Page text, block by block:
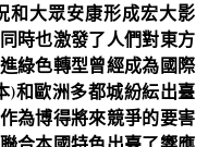
和大眾安康形成宏大影
時也激發了人們對東方
綠色轉型曾經成為國際
)和歐洲多都城紛紜出臺
為博得將來競爭的要害